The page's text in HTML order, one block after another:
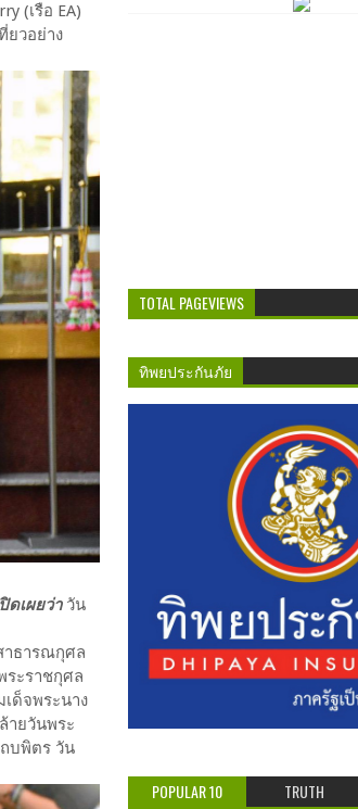
(เรือ EA)
ยวอย่าง
ดเผยว่าวัน
าธารณกุศล
ระราชกุศล
ด็จพระนาง
ายวันพระ
บพิตร วัน
TOTAL PAGEVIEWS
ทิพยประกันภัย
POPULAR 10 TRUTH